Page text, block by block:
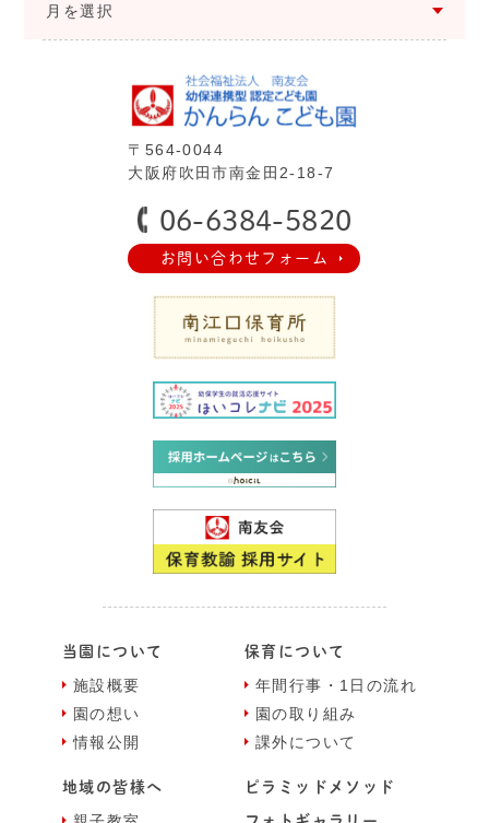
⽉を選択
〒564-0044
⼤阪府吹⽥市南⾦⽥2-18-7
06-6384-5820
お問い合わせフォーム
当園について
施設概要
園の想い
情報公開
保育について
年間⾏事・1⽇の流れ
園の取り組み
課外について
地域の皆様へ ピラミッドメソッド